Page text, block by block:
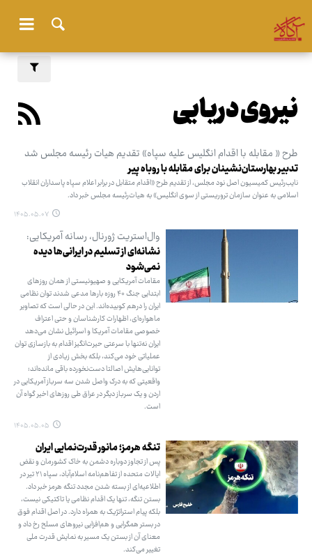
نیروی دریایی
طرح « مقابله با اقدام انگلیس علیه سپاه» تقدیم هیات رئیسه مجلس شد
تدبیر بهارستان‌نشینان برای مقابله با روباه پیر
نایب‌رئیس کمیسیون اصل نود مجلس، از تقدیم طرح «اقدام متقابل در برابر اعلام سپاه پاسداران انقلاب
اسلامی به عنوان سازمان تروریستی از سوی انگلیس» به هیات‌رئیسه مجلس خبر داد.
۱۴۰۵.۰۵.۰۷
وال‌استریت ژورنال، رسانه آمریکایی:
نشانه‌ای از تسلیم در ایرانی‌ها دیده
نمی‌شود
مقامات آمریکایی و صهیونیستی از همان روزهای
ابتدایی جنگ ۴۰ روزه بارها مدعی شدند توان نظامی
ایران را درهم کوبیده‌اند. این در حالی است که تصاویر
ماهواره‌ای، اظهارات کارشناسان و حتی اعتراف
خصوصی مقامات آمریکا و اسرائیل نشان می‌دهد
ایران نه‌تنها با سرعتی حیرت‌انگیز اقدام به بازسازی توان
عملیاتی خود می‌کند، بلکه بخش زیادی از
توانایی‌هایش اصالتا دست‌نخورده باقی مانده‌اند؛
واقعیتی که به درک واصل شدن سه سرباز آمریکایی در
اردن و یک سرباز دیگر در عراق طی روزهای اخیر گواه آن
است.
۱۴۰۵.۰۵.۰۵
تنگه هرمز؛ مانور قدرت‌نمایی ایران
پس از تجاوز دوباره دشمن به خاک کشورمان و نقض
ایالات متحده از تفاهم‌نامه اسلام‌آباد، سپاه ۲۱ تیر در
اطلاعیه‌ای از بسته شدن مجدد تنگه هرمز خبر داد.
بستن تنگه، تنها یک اقدام نظامی یا تاکتیکی نیست،
بلکه پیام استراتژیک به همراه دارد. در اصل اقدام فوق
در بستر همگرایی و هم‌افزایی نیروهای مسلح رخ داد و
معنای آن از بستن یک مسیر به نمایش قدرت ملی
تغییر می‌کند.